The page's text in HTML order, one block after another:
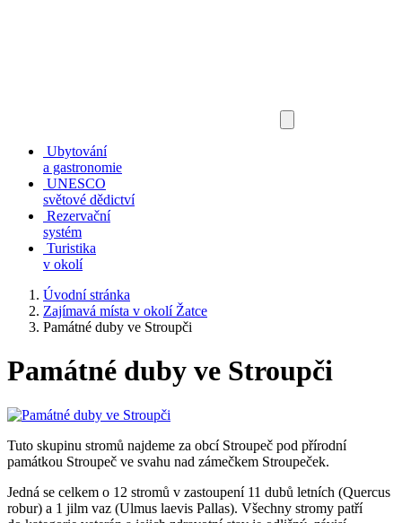
Ubytování
a gastronomie
UNESCO
světové dědictví
Rezervační
systém
Turistika
v okolí
Úvodní stránka
Zajímavá místa v okolí Žatce
Památné duby ve Stroupči
Památné duby ve Stroupči
Tuto skupinu stromů najdeme za obcí Stroupeč pod přírodní
památkou Stroupeč ve svahu nad zámečkem Stroupeček.
Jedná se celkem o 12 stromů v zastoupení 11 dubů letních (Quercus
robur) a 1 jilm vaz (Ulmus laevis Pallas). Všechny stromy patří